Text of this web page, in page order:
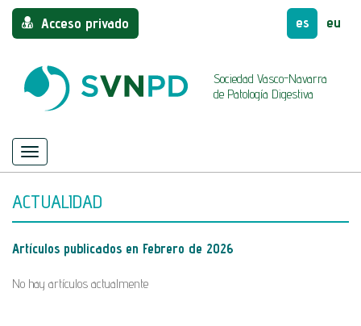
Acceso privado es eu
Sociedad Vasco-Navarra
de Patología Digestiva
Mostrar/ocultar
navegación
ACTUALIDAD
Artículos publicados en Febrero de 2026
No hay artículos actualmente